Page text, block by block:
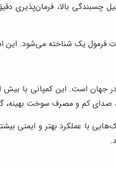
چسبندگی بالا،
فرمول یک شناخته می‌شود.
کم و مصرف سوخت بهینه،
با عملکرد بهتر و